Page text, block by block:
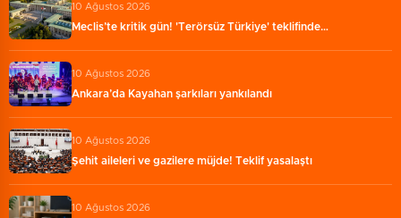
10 Ağustos 2026
Meclis’te kritik gün! 'Terörsüz Türkiye' teklifinde…
10 Ağustos 2026
Ankara’da Kayahan şarkıları yankılandı
10 Ağustos 2026
Şehit aileleri ve gazilere müjde! Teklif yasalaştı
10 Ağustos 2026